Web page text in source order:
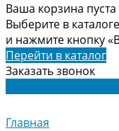
Ваша корзина пуста
Выберите в
и нажмите кнопку
Перейти в каталог
Заказать звонок
Главная